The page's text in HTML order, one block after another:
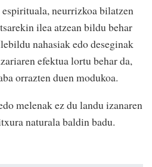
neurrizkoa bilatzen
ilea atzean bildu behar
nahasiak edo deseginak
efektua lortu behar da,
orrazten duen modukoa.
melenak ez du landu izanaren
naturala baldin badu.